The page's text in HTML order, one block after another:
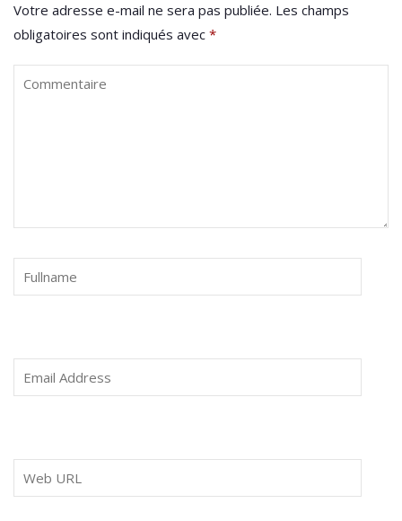
Votre adresse e-mail ne sera pas publiée. Les champs
obligatoires sont indiqués avec *